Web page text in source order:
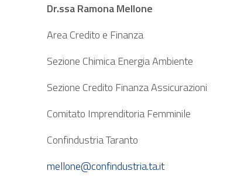
Dr.ssa Ramona Mellone
Area Credito e Finanza
Sezione Chimica Energia Ambiente
Sezione Credito Finanza Assicurazioni
Comitato Imprenditoria Femminile
Confindustria Taranto
mellone@confindustria.ta.it